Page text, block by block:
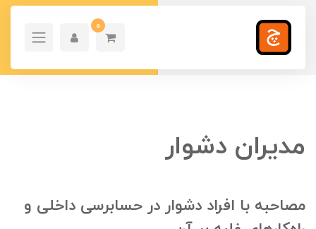
0
مدیران دشوار
مصاحبه با افراد دشوار در حسابرسی داخلی و